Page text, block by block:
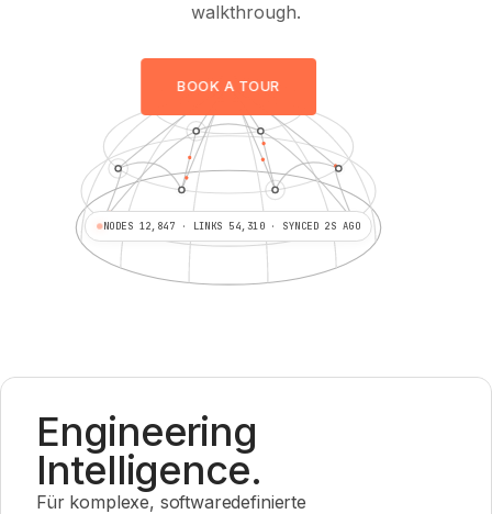
walkthrough.
NODES 12,847 · LINKS 54,310 · SYNCED 2S AGO
BOOK A TOUR
Engineering
Intelligence.
Für komplexe, softwaredefinierte